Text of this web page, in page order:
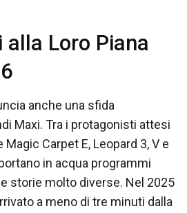
alla Loro Piana
anche una sfida
Maxi. Tra i protagonisti attesi
Carpet E, Leopard 3, V e
in acqua programmi
storie molto diverse. Nel 2025
a meno di tre minuti dalla